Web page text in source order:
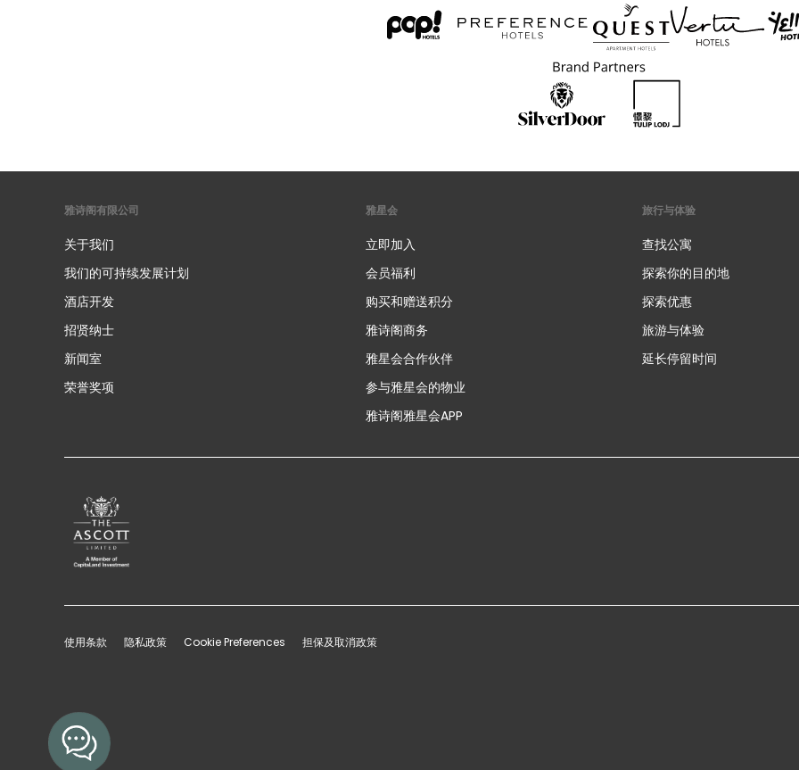
雅诗阁有限公司
关于我们
我们的可持续发展计划
酒店开发
招贤纳士
新闻室
荣誉奖项
雅星会
立即加入
会员福利
购买和赠送积分
雅诗阁商务
雅星会合作伙伴
参与雅星会的物业
雅诗阁雅星会APP
旅行与体验
查找公寓
探索你的目的地
探索优惠
旅游与体验
延长停留时间
使用条款 隐私政策 Cookie Preferences 担保及取消政策